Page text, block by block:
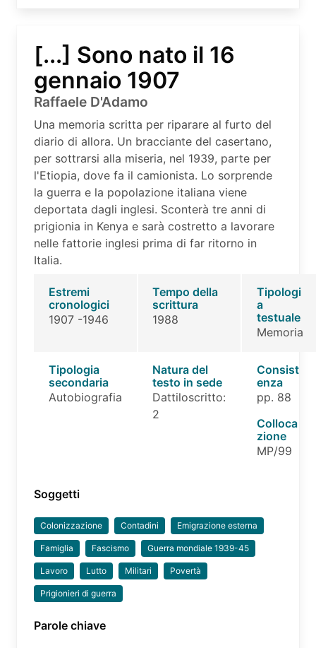
[...] Sono nato il 16
gennaio 1907
Raffaele D'Adamo
Una memoria scritta per riparare al furto del
diario di allora. Un bracciante del casertano,
per sottrarsi alla miseria, nel 1939, parte per
l'Etiopia, dove fa il camionista. Lo sorprende
la guerra e la popolazione italiana viene
deportata dagli inglesi. Sconterà tre anni di
prigionia in Kenya e sarà costretto a lavorare
nelle fattorie inglesi prima di far ritorno in
Italia.
Estremi
cronologici
1907 -1946
Tempo della
scrittura
1988
Tipologi
a
testuale
Memoria
Tipologia
secondaria
Autobiografia
Natura del
testo in sede
Dattiloscritto:
2
Consist
enza
pp. 88
Colloca
zione
MP/99
Soggetti
Colonizzazione Contadini Emigrazione esterna
Famiglia Fascismo Guerra mondiale 1939-45
Lavoro Lutto Militari Povertà
Prigionieri di guerra
Parole chiave